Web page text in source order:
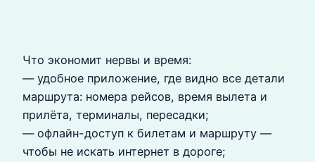
Что экономит нервы и время:
— удобное приложение, где видно все детали
маршрута: номера рейсов, время вылета и
прилёта, терминалы, пересадки;
— офлайн-доступ к билетам и маршруту —
чтобы не искать интернет в дороге;